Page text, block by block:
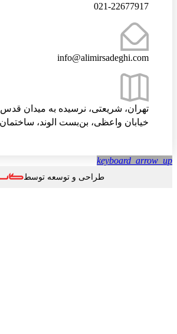
021-22677917
info@alimirsadeghi.com
تهران، شریعتی، نرسیده به میدان قدس،
خیابان واعظی، بن‌بست الوند، ساختمان
طراحی و توسعه توسط